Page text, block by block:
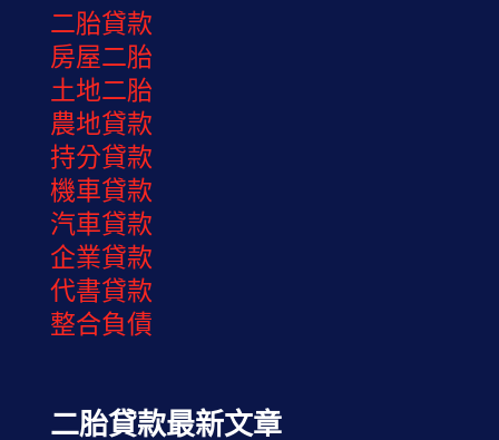
二胎貸款
房屋二胎
土地二胎
農地貸款
持分貸款
機車貸款
汽車貸款
企業貸款
代書貸款
整合負債
二胎貸款最新文章